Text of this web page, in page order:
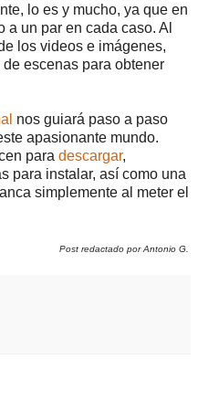
lo es y mucho, ya que en
a un par en cada caso. Al
los videos e imágenes,
escenas para obtener
nos guiará paso a paso
apasionante mundo.
para descargar,
para instalar, así como una
simplemente al meter el
Post redactado por Antonio G.